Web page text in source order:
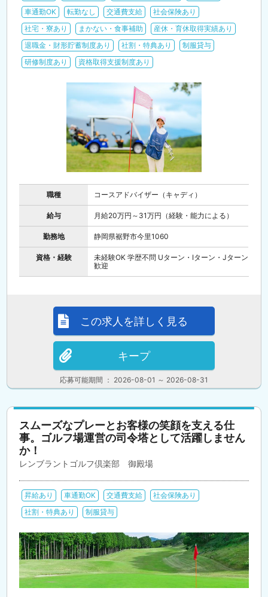
車通勤OK
転勤なし 交通費支給
社会保険あり
社宅・寮あり
まかない・食事補助
産休・育休取得実績あり
退職金・財形貯蓄制度あり
社割・特典あり
制服貸与
研修制度あり
資格取得支援制度あり
職種 コースアドバイザー（キャディ）
給与 月給20万円～31万円（経験・能力による）
勤務地 静岡県裾野市今里1060
資格・経験
未経験OK 学歴不問 Uターン・Iターン・Jターン
歓迎
応募可能期間 ： 2026-08-01 ～ 2026-08-31
この求人を詳しく見る
キープ
スムーズなプレーとお客様の笑顔を支える仕
事。ゴルフ場運営の司令塔として活躍しません
か！
レンブラントゴルフ倶楽部 御殿場
昇給あり 車通勤OK 交通費支給
社会保険あり
社割・特典あり
制服貸与